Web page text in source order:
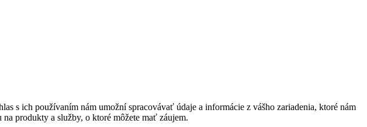
s ich používaním nám umožní spracovávať údaje a informácie z vášho zariadenia, ktoré nám
produkty a služby, o ktoré môžete mať záujem.